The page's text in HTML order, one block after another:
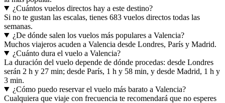
¿Cuántos vuelos directos hay a este destino?
Si no te gustan las escalas, tienes 683 vuelos directos todas las
semanas.
¿De dónde salen los vuelos más populares a Valencia?
Muchos viajeros acuden a Valencia desde Londres, París y Madrid.
¿Cuánto dura el vuelo a Valencia?
La duración del vuelo depende de dónde procedas: desde Londres
serán 2 h y 27 min; desde París, 1 h y 58 min, y desde Madrid, 1 h y
3 min.
¿Cómo puedo reservar el vuelo más barato a Valencia?
Cualquiera que viaje con frecuencia te recomendará que no esperes